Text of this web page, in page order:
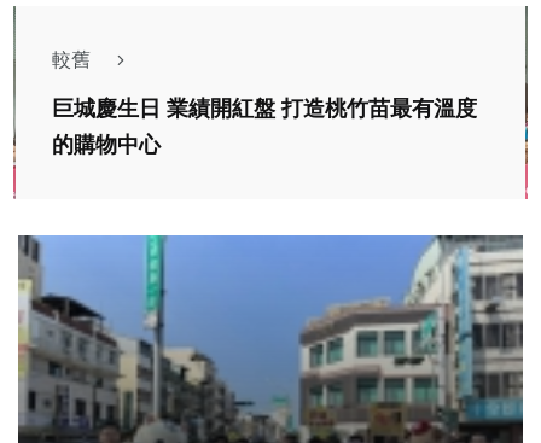
較舊
巨城慶生日 業績開紅盤 打造桃竹苗最有溫度
的購物中心